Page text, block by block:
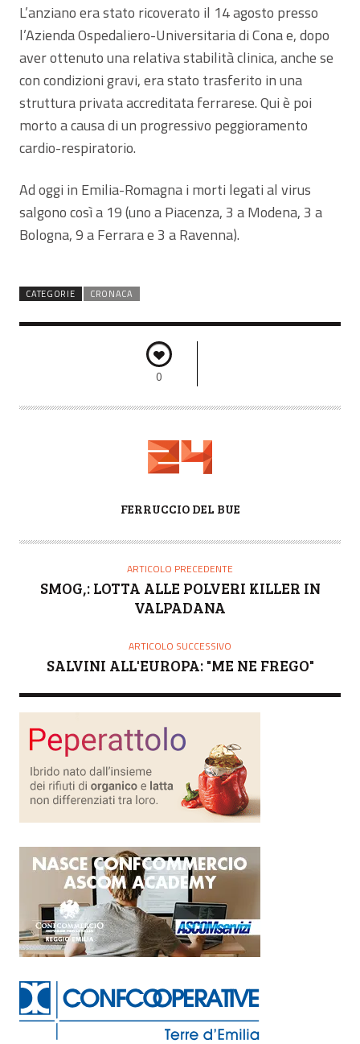
L’anziano era stato ricoverato il 14 agosto presso
l’Azienda Ospedaliero-Universitaria di Cona e, dopo
aver ottenuto una relativa stabilità clinica, anche se
con condizioni gravi, era stato trasferito in una
struttura privata accreditata ferrarese. Qui è poi
morto a causa di un progressivo peggioramento
cardio-respiratorio.
Ad oggi in Emilia-Romagna i morti legati al virus
salgono così a 19 (uno a Piacenza, 3 a Modena, 3 a
Bologna, 9 a Ferrara e 3 a Ravenna).
CATEGORIE CRONACA
0
T
FERRUCCIO DEL BUE
ARTICOLO PRECEDENTE
SMOG,: LOTTA ALLE POLVERI KILLER IN
VALPADANA
ARTICOLO SUCCESSIVO
SALVINI ALL'EUROPA: "ME NE FREGO"